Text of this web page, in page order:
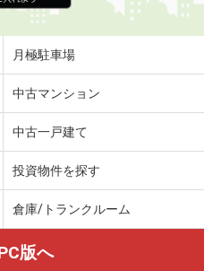
賀市兵庫北２
円
円
月極駐車場
中古マンション
中古一戸建て
投資物件を探す
倉庫/トランクルーム
版へ